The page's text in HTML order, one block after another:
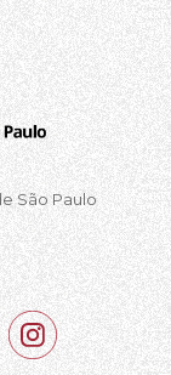
São Paulo